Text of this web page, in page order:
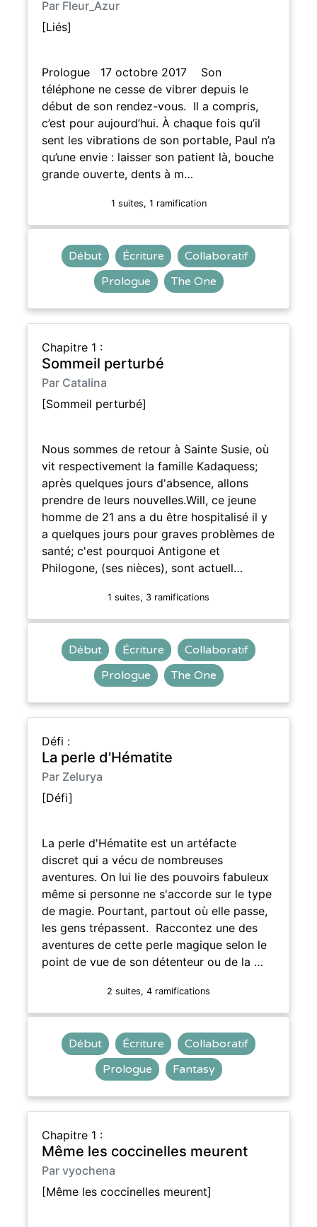
Par Fleur_Azur
[Liés]
Prologue 17 octobre 2017 Son
téléphone ne cesse de vibrer depuis le
début de son rendez-vous. Il a compris,
c’est pour aujourd’hui. À chaque fois qu’il
sent les vibrations de son portable, Paul n’a
qu’une envie : laisser son patient là, bouche
grande ouverte, dents à m…
1 suites, 1 ramification
Début Écriture
Collaboratif
Prologue
The One
Chapitre 1 :
Sommeil perturbé
Par Catalina
[Sommeil perturbé]
Nous sommes de retour à Sainte Susie, où
vit respectivement la famille Kadaquess;
après quelques jours d'absence, allons
prendre de leurs nouvelles.Will, ce jeune
homme de 21 ans a du être hospitalisé il y
a quelques jours pour graves problèmes de
santé; c'est pourquoi Antigone et
Philogone, (ses nièces), sont actuell…
1 suites, 3 ramifications
Début Écriture
Collaboratif
Prologue
The One
Défi :
La perle d'Hématite
Par Zelurya
[Défi]
La perle d'Hématite est un artéfacte
discret qui a vécu de nombreuses
aventures. On lui lie des pouvoirs fabuleux
même si personne ne s'accorde sur le type
de magie. Pourtant, partout où elle passe,
les gens trépassent. Raccontez une des
aventures de cette perle magique selon le
point de vue de son détenteur ou de la …
2 suites, 4 ramifications
Début Écriture
Collaboratif
Prologue
Fantasy
Chapitre 1 :
Même les coccinelles meurent
Par vyochena
[Même les coccinelles meurent]